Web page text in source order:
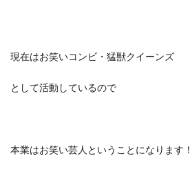
現在はお笑いコンビ・猛獣クイーンズ
として活動しているので
本業はお笑い芸人ということになります！